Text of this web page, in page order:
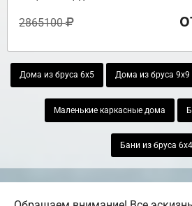
2865100
Дома из бруса 6х5 Дома из бруса 9х9
Маленькие каркасные дома
Бани из бруса 6х4